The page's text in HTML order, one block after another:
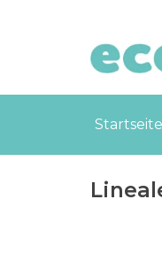
Startseite